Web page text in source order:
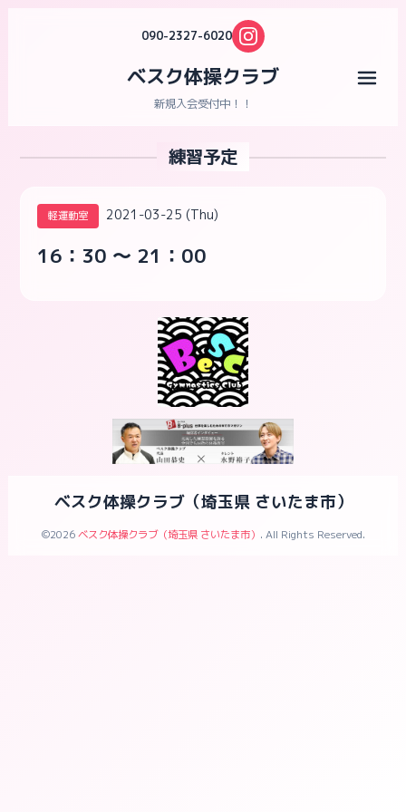
090-2327-6020
ベスク体操クラブ
新規入会受付中！！
練習予定
軽運動室 2021-03-25 (Thu)
16：30 ～ 21：00
ベスク体操クラブ（埼玉県 さいたま市）
©2026ベスク体操クラブ（埼玉県 さいたま市） . All Rights Reserved.